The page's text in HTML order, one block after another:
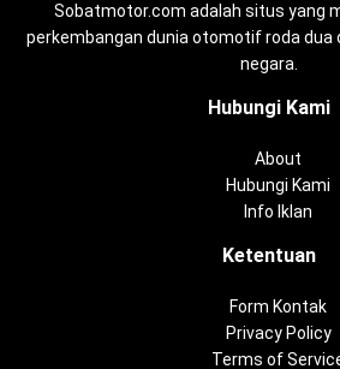
Sobatmotor.com adalah situs yang
perkembangan dunia otomotif roda dua
negara.
Hubungi Kami
About
Hubungi Kami
Info Iklan
Ketentuan
Form Kontak
Privacy Policy
Terms of